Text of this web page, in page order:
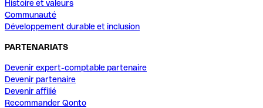
Histoire et valeurs
Communauté
Développement durable et inclusion
PARTENARIATS
Devenir expert-comptable partenaire
Devenir partenaire
Devenir affilié
Recommander Qonto